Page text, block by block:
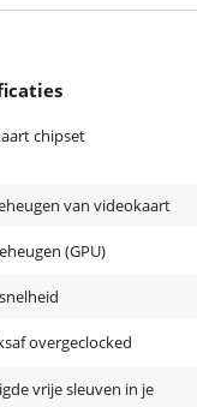
chipset
van videokaart
(GPU)
overgeclocked
vrije sleuven in je